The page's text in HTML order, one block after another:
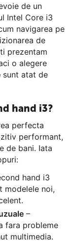
de un
Intel Core i3
navigarea pe
de
prezentam
o alegere
sunt atat de
hand i3?
perfecta
performant,
de bani. Iata
hand i3
modelele noi,
–
fara probleme
multimedia.